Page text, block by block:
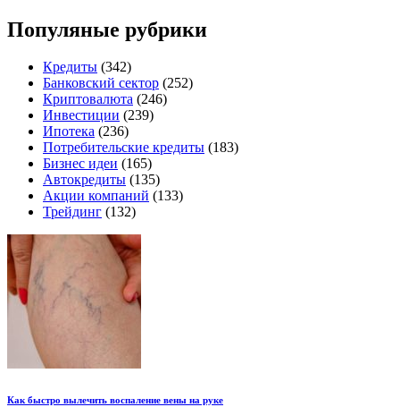
Популяные рубрики
Кредиты (342)
Банковский сектор (252)
Криптовалюта (246)
Инвестиции (239)
Ипотека (236)
Потребительские кредиты (183)
Бизнес идеи (165)
Автокредиты (135)
Акции компаний (133)
Трейдинг (132)
Как быстро вылечить воспаление вены на руке